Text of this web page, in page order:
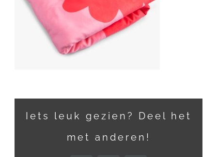
Iets leuk gezien? Deel het
met anderen!